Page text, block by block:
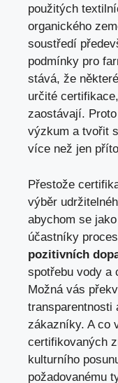
použitých
organického
soustředí
podmínky pro
stává, že
určité
zaostávají.
výzkum a tvořit
více než jen
Přestože
výběr
abychom se
účastníky
pozitivních
spotřebu vody a
Možná vás
transparentnosti
zákazníky. A co
certifikovaných
kulturního
požadovanému